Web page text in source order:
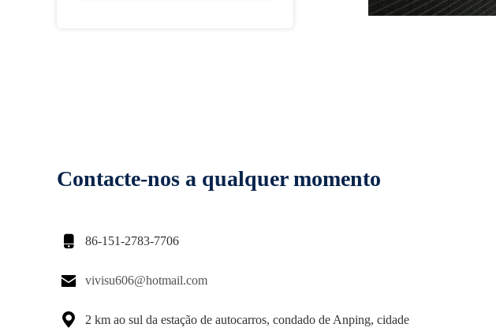
Contacte-nos a qualquer momento
 86-151-2783-7706
 vivisu606@hotmail.com

2 km ao sul da estação de autocarros, condado de Anping, cidade